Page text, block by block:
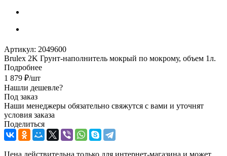
Артикул: 2049600
Brulex 2K Грунт-наполнитель мокрый по мокрому, объем 1л.
Подробнее
1 879 ₽/шт
Нашли дешевле?
Под заказ
Наши менеджеры обязательно свяжутся с вами и уточнят
условия заказа
Поделиться
Цена действительна только для интернет-магазина и может